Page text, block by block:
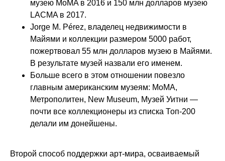
музею MoMA в 2016 и 150 млн долларов музею
LACMA в 2017.
Jorge M. Pérez, владелец недвижимости в
Майями и коллекции размером 5000 работ,
пожертвовал 55 млн долларов музею в Майями.
В результате музей назвали его именем.
Больше всего в этом отношении повезло
главным американским музеям: MoMA,
Метрополитен, New Museum, Музей Уитни —
почти все коллекционеры из списка Топ-200
делали им донейшены.
Второй способ поддержки арт-мира, осваиваемый